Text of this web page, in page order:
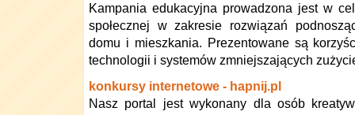
Kampania edukacyjna prowadzona jest w
społecznej w zakresie rozwiązań
domu i mieszkania. Prezentowane są
technologii i systemów zmniejszających
konkursy internetowe - hapnij.pl
Nasz portal jest wykonany dla osób